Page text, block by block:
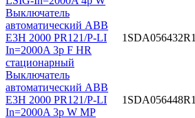
Выключатель
автоматический ABB
E3H 2000 PR121/P-LI
In=2000A 3p F HR
стационарный
1SDA056432R1
Выключатель
автоматический ABB
E3H 2000 PR121/P-LI
In=2000A 3p W MP
1SDA056448R1